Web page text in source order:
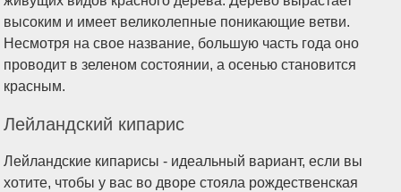
высоким и имеет великолепные поникающие ветви.
Несмотря на свое название, большую часть года оно
проводит в зеленом состоянии, а осенью становится
красным.
Лейландский кипарис
Лейландские кипарисы - идеальный вариант, если вы
хотите, чтобы у вас во дворе стояла рождественская